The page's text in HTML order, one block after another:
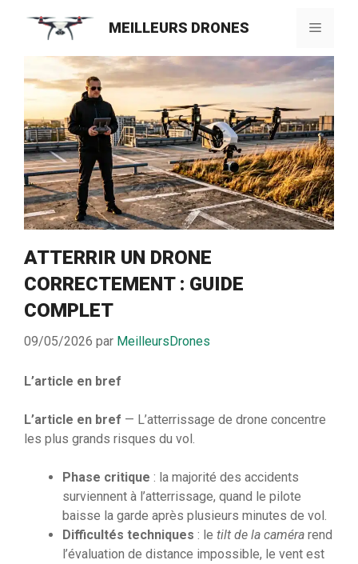
MEILLEURS DRONES Menu
ATTERRIR UN DRONE
CORRECTEMENT : GUIDE
COMPLET
09/05/2026 par MeilleursDrones
L’article en bref
L’article en bref — L’atterrissage de drone concentre
les plus grands risques du vol.
Phase critique : la majorité des accidents
surviennent à l’atterrissage, quand le pilote
baisse la garde après plusieurs minutes de vol.
Difficultés techniques : le tilt de la caméra rend
l’évaluation de distance impossible, le vent est